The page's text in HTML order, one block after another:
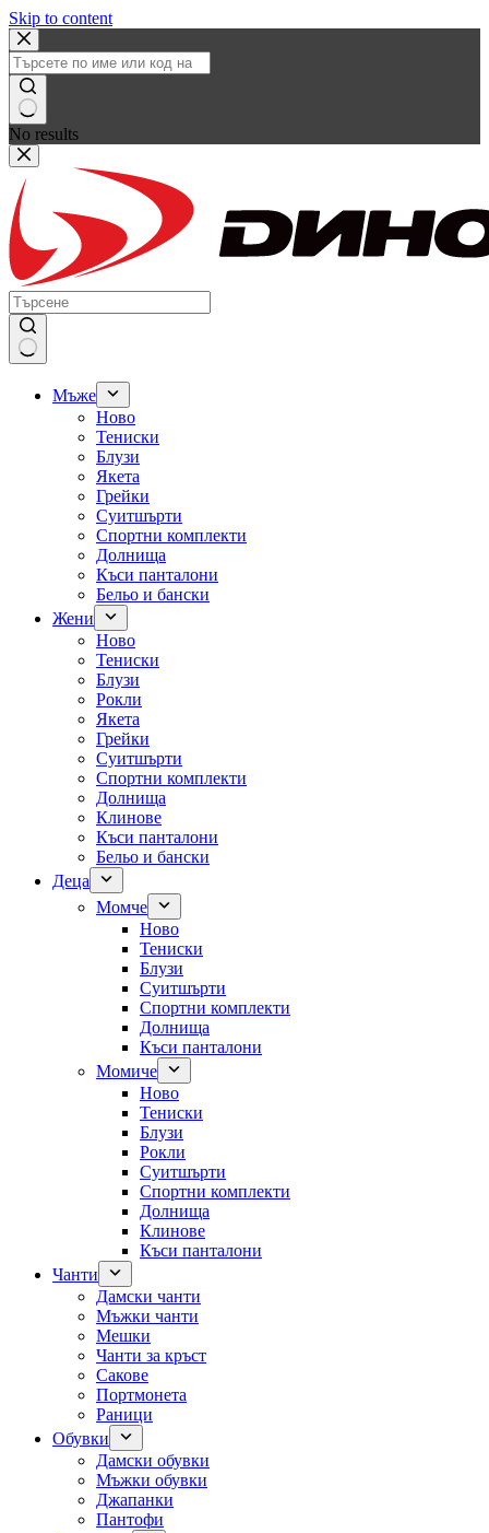
Skip to content
No results
Мъже
Ново
Тениски
Блузи
Якета
Грейки
Суитшърти
Спортни комплекти
Долнища
Къси панталони
Бельо и бански
Жени
Ново
Тениски
Блузи
Рокли
Якета
Грейки
Суитшърти
Спортни комплекти
Долнища
Клинове
Къси панталони
Бельо и бански
Деца
Момче
Ново
Тениски
Блузи
Суитшърти
Спортни комплекти
Долнища
Къси панталони
Момиче
Ново
Тениски
Блузи
Рокли
Суитшърти
Спортни комплекти
Долнища
Клинове
Къси панталони
Чанти
Дамски чанти
Мъжки чанти
Мешки
Чанти за кръст
Сакове
Портмонета
Раници
Обувки
Дамски обувки
Мъжки обувки
Джапанки
Пантофи